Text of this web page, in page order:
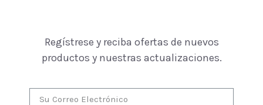
Regístrese y reciba ofertas de nuevos
productos y nuestras actualizaciones.